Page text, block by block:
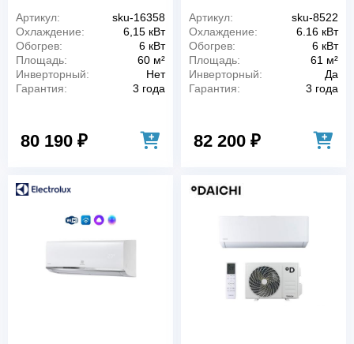
Артикул:
sku-16358
Охлаждение:
6,15 кВт
Обогрев:
6 кВт
Площадь:
60 м²
Инверторный:
Нет
Гарантия:
3 года
80 190 ₽
Артикул:
sku-8522
Охлаждение:
6.16 кВт
Обогрев:
6 кВт
Площадь:
61 м²
Инверторный:
Да
Гарантия:
3 года
82 200 ₽